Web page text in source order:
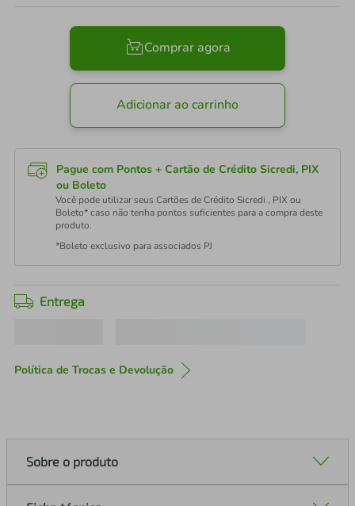
Comprar agora
Adicionar ao carrinho
Pague com Pontos + Cartão de Crédito Sicredi, PIX
ou Boleto
Você pode utilizar seus Cartões de Crédito Sicredi , PIX ou
Boleto* caso não tenha pontos suficientes para a compra deste
produto.
*Boleto exclusivo para associados PJ
Entrega
Política de Trocas e Devolução
Sobre o produto